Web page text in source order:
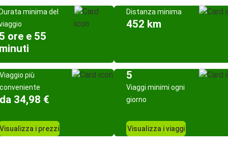
minima del
ore e 55
Distanza minima
452 km
Viaggio più
conveniente
da 34,98 €
Visualizza i prezzi
5
Viaggi minimi ogni
giorno
Visualizza i viaggi